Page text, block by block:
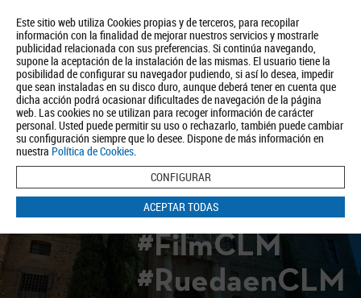
Este sitio web utiliza Cookies propias y de terceros, para recopilar
información con la finalidad de mejorar nuestros servicios y mostrarle
publicidad relacionada con sus preferencias. Si continúa navegando,
supone la aceptación de la instalación de las mismas. El usuario tiene la
posibilidad de configurar su navegador pudiendo, si así lo desea, impedir
que sean instaladas en su disco duro, aunque deberá tener en cuenta que
dicha acción podrá ocasionar dificultades de navegación de la página
web. Las cookies no se utilizan para recoger información de carácter
personal. Usted puede permitir su uso o rechazarlo, también puede cambiar
su configuración siempre que lo desee. Dispone de más información en
nuestra Política de Cookies.
CONFIGURAR
ACEPTAR TODAS
Quiénes somos Turismo Política de Privacidad Aviso Legal
Política de Cookies
BUSCAR
#FilmCLM
#RuedaenCLM